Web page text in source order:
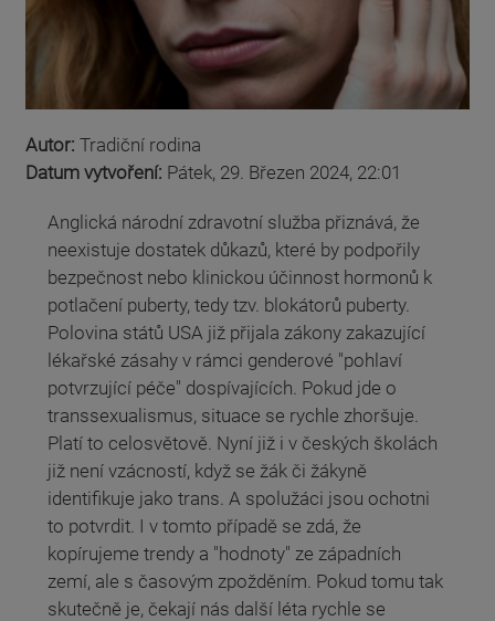
Autor: Tradiční rodina
Datum vytvoření: Pátek, 29. Březen 2024, 22:01
Anglická národní zdravotní služba přiznává, že
neexistuje dostatek důkazů, které by podpořily
bezpečnost nebo klinickou účinnost hormonů k
potlačení puberty, tedy tzv. blokátorů puberty.
Polovina států USA již přijala zákony zakazující
lékařské zásahy v rámci genderové "pohlaví
potvrzující péče" dospívajících. Pokud jde o
transsexualismus, situace se rychle zhoršuje.
Platí to celosvětově. Nyní již i v českých školách
již není vzácností, když se žák či žákyně
identifikuje jako trans. A spolužáci jsou ochotni
to potvrdit. I v tomto případě se zdá, že
kopírujeme trendy a "hodnoty" ze západních
zemí, ale s časovým zpožděním. Pokud tomu tak
skutečně je, čekají nás další léta rychle se